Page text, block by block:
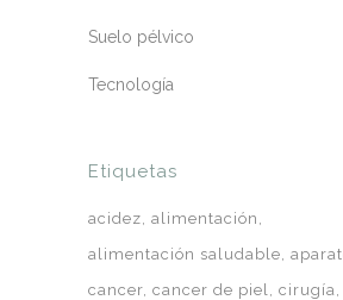
Suelo pélvico
Tecnología
Etiquetas
acidez alimentación
alimentación saludable
cancer cancer de piel cirugía